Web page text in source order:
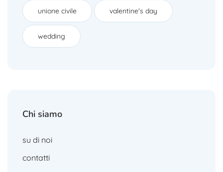
unione civile valentine's day
wedding
Chi siamo
su di noi
contatti